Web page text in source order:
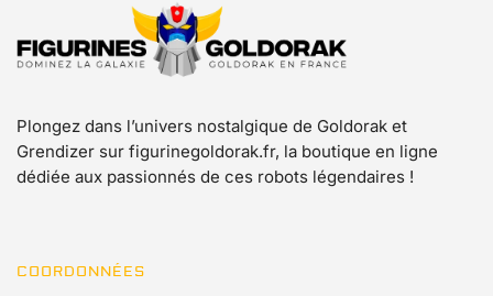
Plongez dans l’univers nostalgique de Goldorak et
Grendizer sur figurinegoldorak.fr, la boutique en ligne
dédiée aux passionnés de ces robots légendaires !
COORDONNÉES